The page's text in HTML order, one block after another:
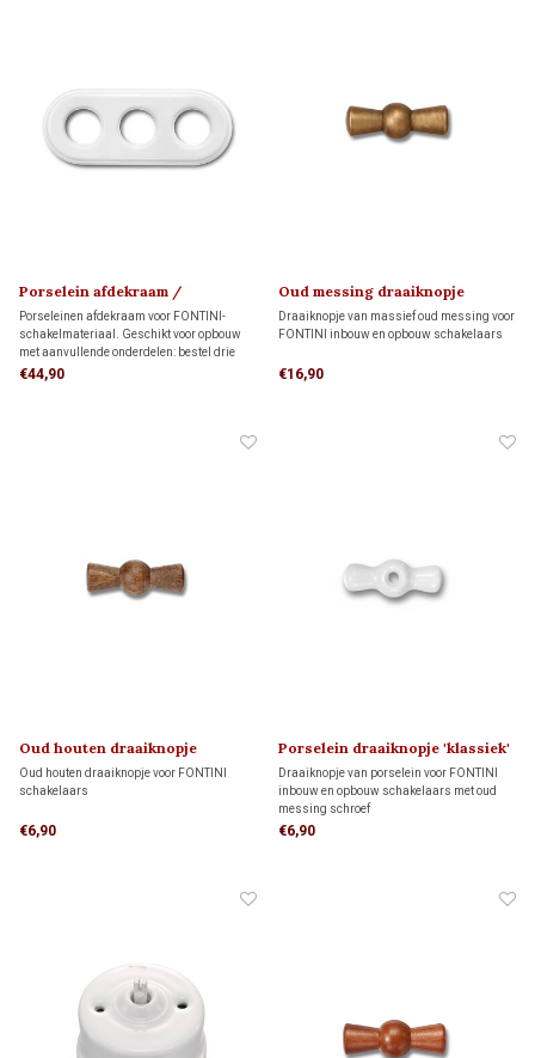
Porselein afdekraam /
montageplaat 1910
Porseleinen afdekraam voor FONTINI-
schakelmateriaal. Geschikt voor opbouw
met aanvullende onderdelen: bestel drie
montageringen voor directe wandmontage
€44,90
Oud messing draaiknopje
'klassiek' 1910
Draaiknopje van massief oud messing voor
FONTINI inbouw en opbouw schakelaars
€16,90
Oud houten draaiknopje
'klassiek' 1910
Oud houten draaiknopje voor FONTINI
schakelaars
€6,90
Porselein draaiknopje 'klassiek'
1910
Draaiknopje van porselein voor FONTINI
inbouw en opbouw schakelaars met oud
messing schroef
€6,90